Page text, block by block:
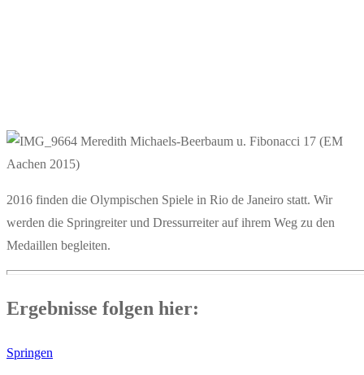
2016 finden die Olympischen Spiele in Rio de Janeiro statt. Wir
werden die Springreiter und Dressurreiter auf ihrem Weg zu den
Medaillen begleiten.
Ergebnisse folgen hier:
Springen